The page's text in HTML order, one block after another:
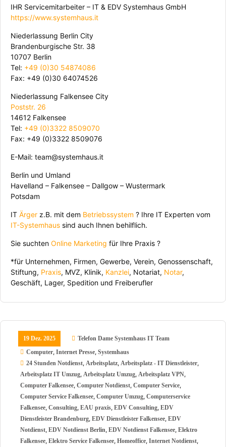
IHR Servicemitarbeiter – IT & EDV Systemhaus GmbH
https://www.systemhaus.it
Niederlassung Berlin City
Brandenburgische Str. 38
10707 Berlin
Tel: +49 (0)30 54874086
Fax: +49 (0)30 64074526
Niederlassung Falkensee City
Poststr. 26
14612 Falkensee
Tel: +49 (0)3322 8509070
Fax: +49 (0)3322 8509076
E-Mail: team@systemhaus.it
Berlin und Umland
Havelland – Falkensee – Dallgow – Wustermark
Potsdam
IT Ärger z.B. mit dem Betriebssystem ? Ihre IT Experten vom
IT-Systemhaus sind auch Ihnen behilflich.
Sie suchten Online Marketing für Ihre Praxis ?
*für Unternehmen, Firmen, Gewerbe, Verein, Genossenschaft,
Stiftung, Praxis, MVZ, Klinik, Kanzlei, Notariat, Notar,
Geschäft, Lager, Spedition und Freiberufler
19 Dez. 2025
Telefon Dame Systemhaus IT Team
Computer, Internet Presse, Systemhaus
24 Stunden Notdienst, Arbeitsplatz, Arbeitsplatz - IT Dienstleister,
Arbeitsplatz IT Umzug, Arbeitsplatz Umzug, Arbeitsplatz VPN,
Computer Falkensee, Computer Notdienst, Computer Service,
Computer Service Falkensee, Computer Umzug, Computerservice
Falkensee, Consulting, EAU praxis, EDV Consulting, EDV
Dienstleister Brandenburg, EDV Dienstleister Falkensee, EDV
Notdienst, EDV Notdienst Berlin, EDV Notdienst Falkensee, Elektro
Falkensee, Elektro Service Falkensee, Homeoffice, Internet Notdienst,